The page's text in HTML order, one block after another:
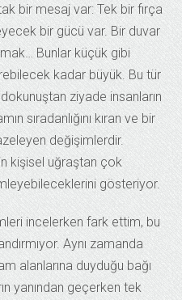
bir mesaj var: Tek bir fırça
bir gücü var. Bir duvar
Bunlar küçük gibi
kadar büyük. Bu tür
ziyade insanların
sıradanlığını kıran ve bir
değişimlerdir.
kişisel uğraştan çok
gösteriyor.
incelerken fark ettim, bu
Aynı zamanda
alanlarına duyduğu bağı
yanından geçerken tek